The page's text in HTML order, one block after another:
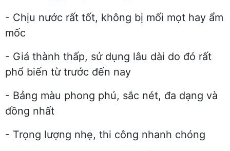
- Chịu nước rất tốt, không bị mối mọt hay ẩm
mốc
- Giá thành thấp, sử dụng lâu dài do đó rất
phổ biến từ trước đến nay
- Bảng màu phong phú, sắc nét, đa dạng và
đồng nhất
- Trọng lượng nhẹ, thi công nhanh chóng